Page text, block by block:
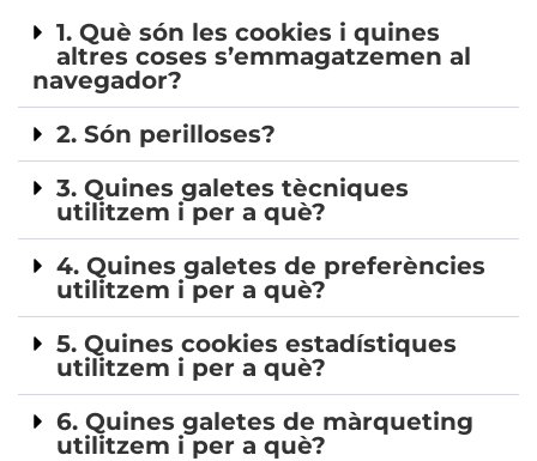
ES
FR
1. Què són les cookies i quines
altres coses s’emmagatzemen al
navegador?
2. Són perilloses?
3. Quines galetes tècniques
utilitzem i per a què?
4. Quines galetes de preferències
utilitzem i per a què?
5. Quines cookies estadístiques
utilitzem i per a què?
6. Quines galetes de màrqueting
utilitzem i per a què?